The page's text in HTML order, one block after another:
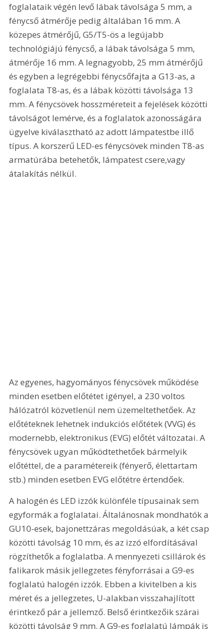
foglalataik végén levő lábak távolsága 5 mm, a
fénycső átmérője pedig általában 16 mm. A
közepes átmérőjű, G5/T5-ös a legújabb
technológiájú fénycső, a lábak távolsága 5 mm,
átmérője 16 mm. A legnagyobb, 25 mm átmérőjű
és egyben a legrégebbi fénycsőfajta a G13-as, a
foglalata T8-as, és a lábak közötti távolsága 13
mm. A fénycsövek hosszméreteit a fejelések közötti
távolságot lemérve, és a foglalatok azonosságára
ügyelve kiválasztható az adott lámpatestbe illő
típus. A korszerű LED-es fénycsövek minden T8-as
armatúrába betehetők, lámpatest csere,vagy
átalakítás nélkül.
Az egyenes, hagyományos fénycsövek működése
minden esetben előtétet igényel, a 230 voltos
hálózatról közvetlenül nem üzemeltethetőek. Az
előtéteknek lehetnek indukciós előtétek (VVG) és
modernebb, elektronikus (EVG) előtét változatai. A
fénycsövek ugyan működtethetőek bármelyik
előtéttel, de a paramétereik (fényerő, élettartam
stb.) minden esetben EVG előtétre értendőek.
A halogén és LED izzók különféle típusainak sem
egyformák a foglalatai. Általánosnak mondhatók a
GU10-esek, bajonettzáras megoldásúak, a két csap
közötti távolság 10 mm, és az izzó elfordításával
rögzíthetők a foglalatba. A mennyezeti csillárok és
falikarok másik jellegzetes fényforrásai a G9-es
foglalatú halogén izzók. Ebben a kivitelben a kis
méret és a jellegzetes, U-alakban visszahajlított
érintkező pár a jellemző. Belső érintkezőik szárai
közötti távolság 9 mm. A G9-es foglalatú lámpák is